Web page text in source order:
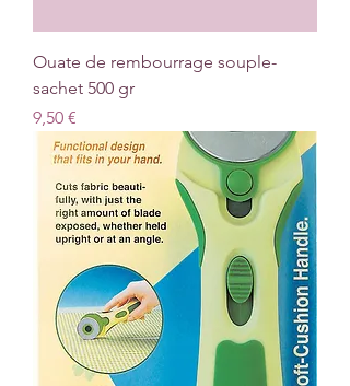
Ouate de rembourrage souple-
sachet 500 gr
Prix
9,50 €